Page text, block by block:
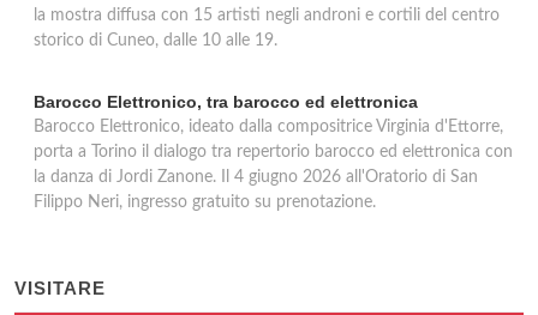
la mostra diffusa con 15 artisti negli androni e cortili del centro
storico di Cuneo, dalle 10 alle 19.
Barocco Elettronico, tra barocco ed elettronica
Barocco Elettronico, ideato dalla compositrice Virginia d'Ettorre,
porta a Torino il dialogo tra repertorio barocco ed elettronica con
la danza di Jordi Zanone. Il 4 giugno 2026 all'Oratorio di San
Filippo Neri, ingresso gratuito su prenotazione.
VISITARE